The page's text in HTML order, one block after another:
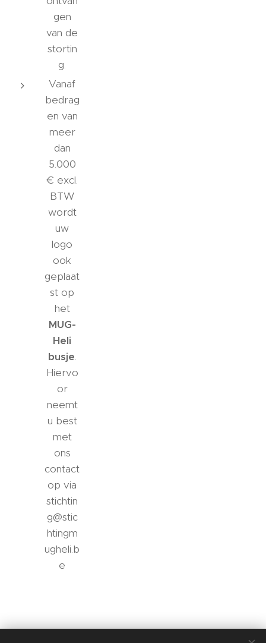
gen
van de
stortin
g.
Vanaf
bedrag
en van
meer
dan
5.000
€ excl.
BTW
wordt
uw
logo
ook
geplaat
st op
het
MUG-
Heli
busje.
Hiervo
or
neemt
u best
met
ons
contact
op via
stichtin
g@stic
htingm
ugheli.b
e